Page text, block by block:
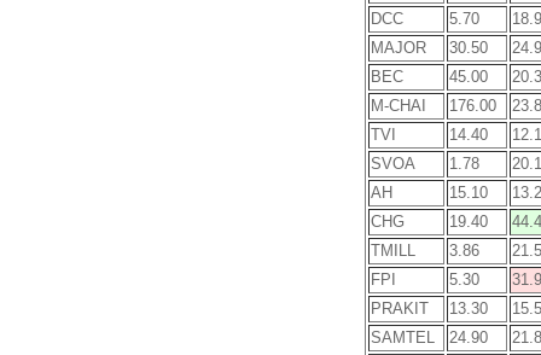
DCC
5.70
MAJOR
30.50
BEC
45.00
M-CHAI
176.00
TVI
14.40
SVOA
1.78
AH
15.10
CHG
19.40
TMILL
3.86
FPI
5.30
PRAKIT
13.30
SAMTEL
24.90